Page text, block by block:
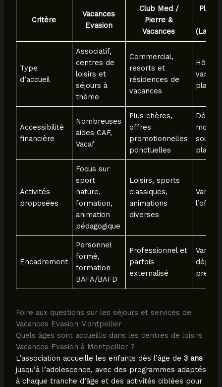
Critère
Vacances
Evasion
Club Med /
Pierre &
Vacances
Type
d’accueil
Associatif,
centres de
loisirs et
séjours à
thème
Commercial,
resorts et
résidences de
vacances
Accessibilité
financière
Nombreuses
aides CAF,
Vacaf
Plus chères,
offres
promotionnelles
ponctuelles
plans
Activités
proposées
Focus sur
sport
nature,
formation,
animation
pédagogique
Loisirs, sports
classiques,
animations
diverses
l’offre
Encadrement
Personnel
formé,
formation
BAFA/BAFD
Professionnel et
parfois
externalisé
Foire aux questions sur les séjours et services de
Vacances Evasion Montpellier
Quels âges sont accueillis dans les centres de loisirs
Vacances Evasion à Montpellier ?
L’association accueille les enfants dès l’âge de 3 ans
jusqu’à l’adolescence, avec des programmes adaptés
à chaque tranche d’âge et des activités ciblées pour